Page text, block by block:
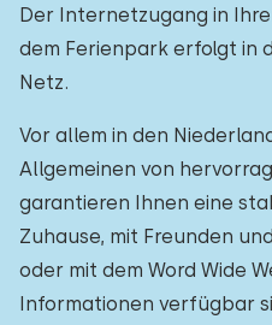
Der Internetzugang in
dem Ferienpark erfolgt in
Netz.
Vor allem in den
Allgemeinen von
garantieren Ihnen eine
Zuhause, mit Freunden
oder mit dem Word Wide
Informationen verfügbar